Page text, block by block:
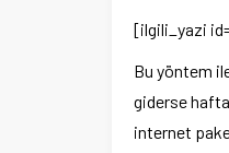
[ilgili_yazi
Bu yöntem
giderse
internet